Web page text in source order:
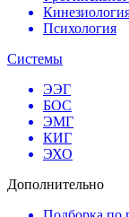
Психология
Системы
ЭЭГ
БОС
ЭМГ
КИГ
ЭХО
Дополнительно